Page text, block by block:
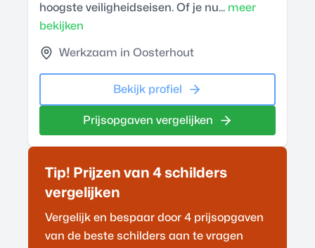
hoogste veiligheidseisen. Of je nu... meer
bekijken
Werkzaam in Oosterhout
Bekijk profiel
Prijsopgaven vergelijken
Tip! Prijzen van 4 schilders
vergelijken
Vergelijk en bespaar door 4 prijsopgaven
van de beste schilders aan te vragen